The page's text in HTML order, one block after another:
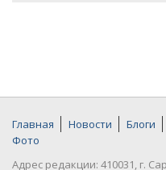
Главная Новости Блоги
Фото
Адрес редакции: 410031, г.